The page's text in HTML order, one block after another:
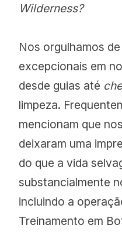
Wilderness?
Nos orgulhamos
excepcionais em
desde guias até
limpeza.
mencionam que
deixaram uma
do que a vida
substancialmente
incluindo a
Treinamento em